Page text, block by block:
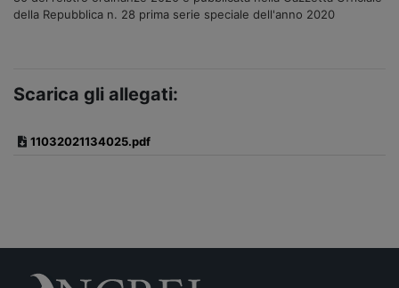
della Repubblica n. 28 prima serie speciale dell'anno 2020
Scarica gli allegati:
11032021134025.pdf